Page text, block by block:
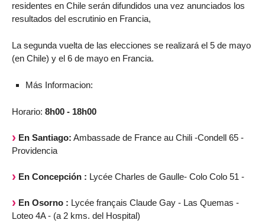
residentes en Chile serán difundidos una vez anunciados los
resultados del escrutinio en Francia,
La segunda vuelta de las elecciones se realizará el 5 de mayo
(en Chile) y el 6 de mayo en Francia.
Más Informacion:
Horario: 8h00 - 18h00
En Santiago: Ambassade de France au Chili -Condell 65 -
Providencia
En Concepción : Lycée Charles de Gaulle- Colo Colo 51 -
En Osorno : Lycée français Claude Gay - Las Quemas -
Loteo 4A - (a 2 kms. del Hospital)